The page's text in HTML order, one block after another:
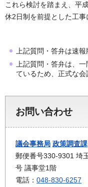
これら検討を踏まえ、平
休2日制を前提とした工事
上記質問・答弁は速報
上記質問・答弁は、
ているため、正式な会
お問い合わせ
議会事務局 政策調査課
郵便番号330-9301 埼
号 議事堂1階
電話： 048-830-6257